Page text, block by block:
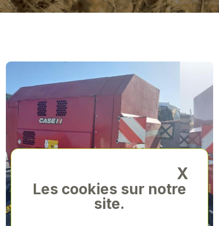
Next
X
Les cookies sur notre
site.